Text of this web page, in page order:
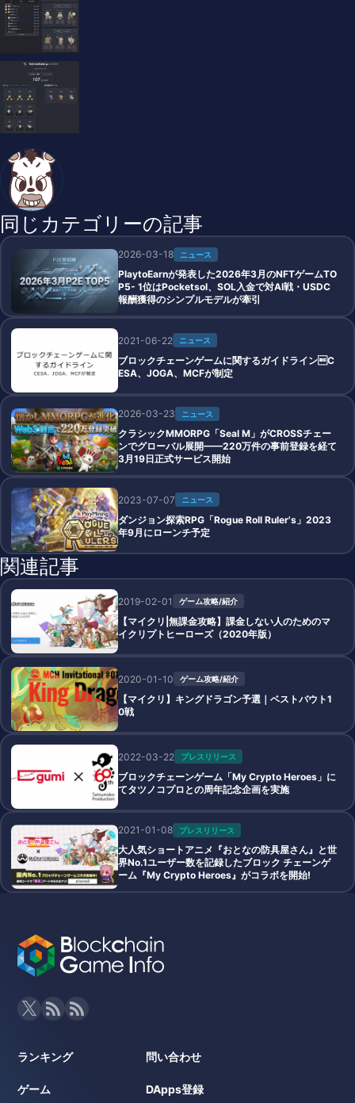
同じカテゴリーの記事
2026-03-18 ニュース
PlaytoEarnが発表した2026年3月のNFTゲームTO
P5- 1位はPocketsol、SOL入金で対AI戦・USDC
報酬獲得のシンプルモデルが牽引
2021-06-22 ニュース
ブロックチェーンゲームに関するガイドラインC
ESA、JOGA、MCFが制定
2026-03-23 ニュース
クラシックMMORPG「Seal M」がCROSSチェー
ンでグローバル展開——220万件の事前登録を経て
3月19日正式サービス開始
2023-07-07 ニュース
ダンジョン探索RPG「Rogue Roll Ruler's」2023
年9月にローンチ予定
関連記事
2019-02-01 ゲーム攻略/紹介
【マイクリ|無課金攻略】課金しない人のためのマ
イクリプトヒーローズ（2020年版）
2020-01-10 ゲーム攻略/紹介
【マイクリ】キングドラゴン予選｜ベストバウト1
0戦
2022-03-22 プレスリリース
ブロックチェーンゲーム「My Crypto Heroes」に
てタツノコプロとの周年記念企画を実施
2021-01-08 プレスリリース
大人気ショートアニメ『おとなの防具屋さん』と世
界No.1ユーザー数を記録したブロック チェーンゲ
ーム『My Crypto Heroes』がコラボを開始!
ランキング
ゲーム
問い合わせ
DApps登録